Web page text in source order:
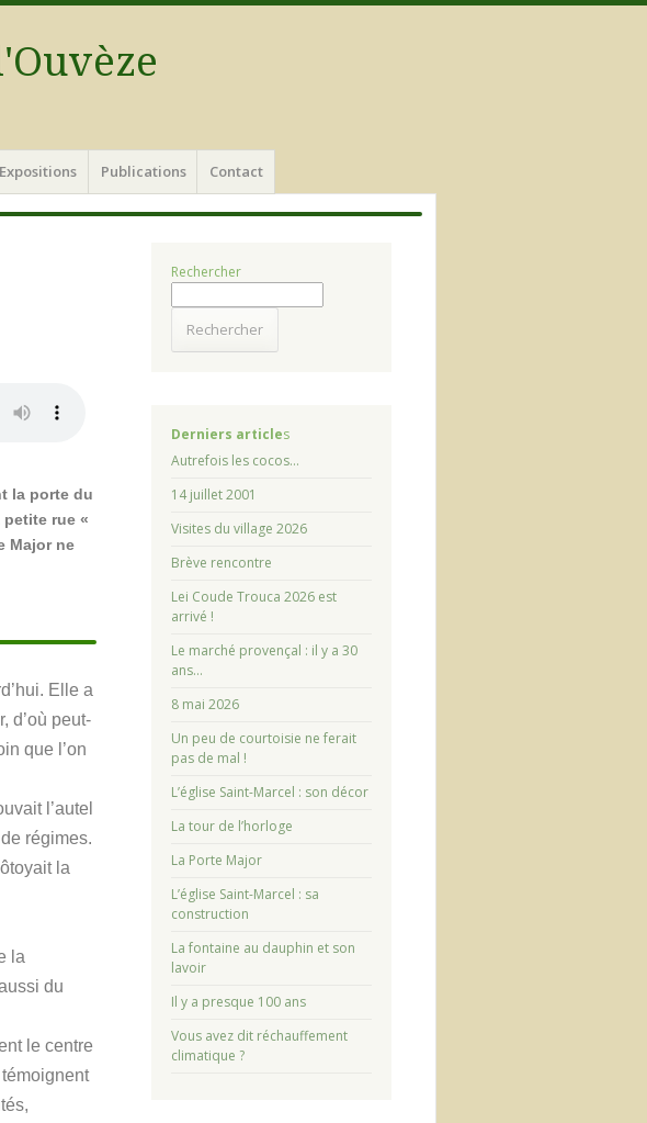
Expositions Publications Contact
la porte du
rue «
Major ne
Elle a
d’où peut-
que l’on
l’autel
régimes.
la
la
du
le centre
Rechercher
Rechercher
Derniers articles
Autrefois les cocos…
14 juillet 2001
Visites du village 2026
Brève rencontre
Lei Coude Trouca 2026 est
arrivé !
Le marché provençal : il y a 30
ans…
8 mai 2026
Un peu de courtoisie ne ferait
pas de mal !
L’église Saint-Marcel : son décor
La tour de l’horloge
La Porte Major
L’église Saint-Marcel : sa
construction
La fontaine au dauphin et son
lavoir
Il y a presque 100 ans
Vous avez dit réchauffement
climatique ?